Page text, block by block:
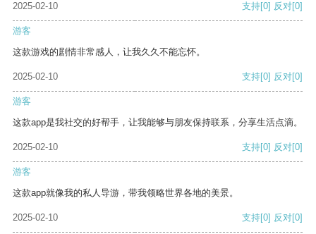
2025-02-10 支持[0] 反对[0]
游客
这款游戏的剧情非常感人，让我久久不能忘怀。
2025-02-10 支持[0] 反对[0]
游客
这款app是我社交的好帮手，让我能够与朋友保持联系，分享生活点滴。
2025-02-10 支持[0] 反对[0]
游客
这款app就像我的私人导游，带我领略世界各地的美景。
2025-02-10 支持[0] 反对[0]